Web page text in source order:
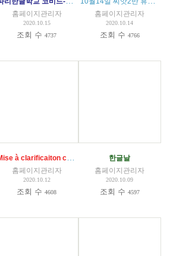
홈페이지관리자
2020.10.15
조회 수4737
홈페이지관리자
2020.10.14
조회 수 4766
(1)
Mise à clarificaiton conduite à tenir COVID 19 - IMPORTANT
홈페이지관리자
2020.10.12
조회 수4608
한글날
홈페이지관리자
2020.10.09
조회 수 4597